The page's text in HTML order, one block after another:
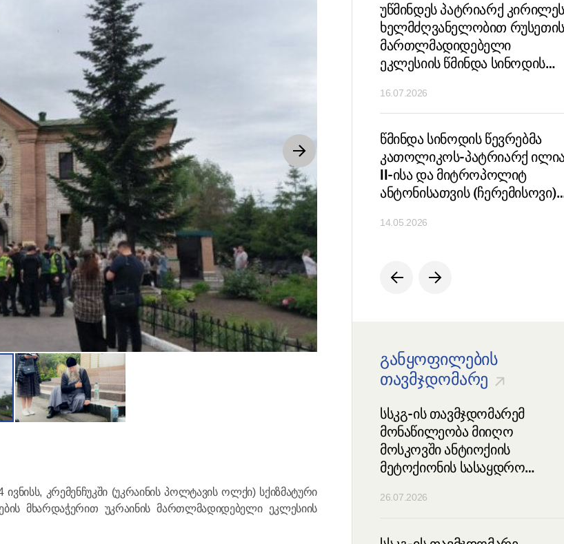
ივნისს, კრემენჩუკში (უკრაინის პოლტავის ოლქი) სქიზმატური
მხარდაჭერით უკრაინის მართლმადიდებელი ეკლესიის
უწმინდეს პატრიარქ კირილეს
საშობაო მილოცვა
ადგილობრივი
მართლმადიდებელი
ეკლესიების წინამძღვრებს
07.01.2026
უწმინდეს პატრიარქ კირილეს
ხელმძღვანელობით რუსეთის
მართლმადიდებელი
ეკლესიის წმინდა სინოდის
16.07.2026
წმინდა სინოდის წევრებმა
კათოლიკოს-პატრიარქ
II-ისა და მიტროპოლიტ
ანტონისათვის (ჩერემისოვი)
ლიტია აღავლინეს
14.05.2026
განყოფილების
თავმჯდომარე
დღე მიულოცა
27.01.2026
სსკგ-ის თავმჯდომარემ
მონაწილეობა მიიღო
მოსკოვში ანტიოქიის
მეტოქიონის სასაყდრო
26.07.2026